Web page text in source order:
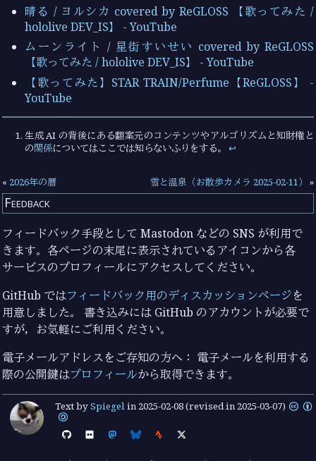
晴る / ヨルシカ covered by ReGLOSS 【歌ってみた /
hololive DEV_IS】 - YouTube
ムーンライト / 星街すいせい covered by ReGLOSS
【歌ってみた / hololive DEV_IS】 - YouTube
【歌ってみた】STAR TRAIN/Perfume【ReGLOSS】 -
YouTube
生成 AI の背後にある翻案元のコンテンツやアルゴリズムと知財権と
の関係についてはここでは知らないふりをする。↩︎
« 2026年の暦 雪と温泉（お散歩カメラ 2025-02-11） »
Feedback
フィードバック手段として Mastodon などの SNS が利用で
きます。各ページの末尾に表示されているアイコンから各
サービスのプロフィールにアクセスしてください。
GitHub ではフィードバック用のディスカッションページを
用意しました。 書き込みには GitHub のアカウントが必要で
すが，お気軽にご利用ください。
電子メールアドレスをご存知の方へ： 電子メールを利用する
際の公開鍵はプロフィールから取得できます。
Text bySpiegelin 2025-02-08(revised in 2025-03-07)